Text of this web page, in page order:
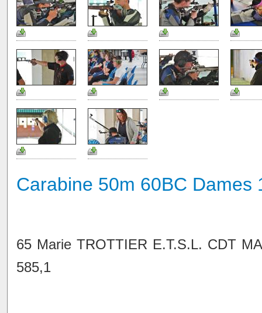
Carabine 50m 60BC Dames
65 Marie TROTTIER E.T.S.L. CDT
585,1